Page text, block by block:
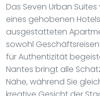
Das Seven Urban
eines gehobenen
ausgestatteten
sowohl
für Authentizität
Nantes bringt alle
Nähe, während Sie